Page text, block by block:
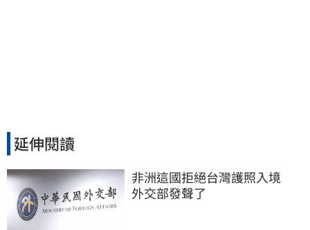
延伸閱讀
非洲這國拒絕台灣護照入境
外交部發聲了